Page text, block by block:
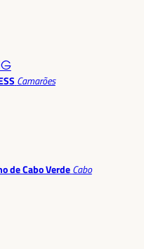
Camarões
de Cabo Verde Cabo